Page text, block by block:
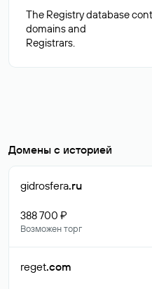
The Registry database
domains and
Домены с историей
gidrosfera.ru
388 700 ₽
Возможен торг
reget.com